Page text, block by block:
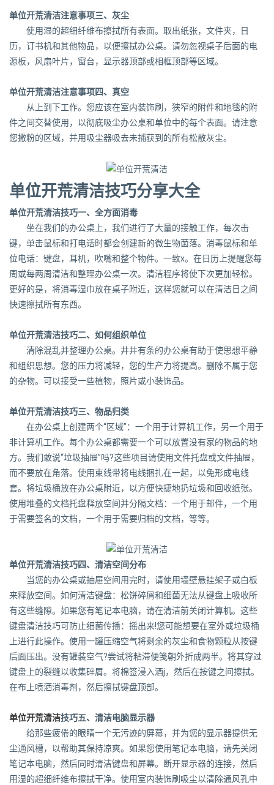
单位开荒清洁注意事项三、灰尘
使用湿的超细纤维布擦拭所有表面。取出纸张，文件夹，日
历，订书机和其他物品，以便擦拭办公桌。请勿忽视桌子后面的电
源板，风扇叶片，窗台，显示器顶部或相框顶部等区域。
单位开荒清洁注意事项四、真空
从上到下工作。您应该在室内装饰刷，狭窄的附件和地毯的附
件之间交替使用，以彻底吸尘办公桌和单位中的每个表面。请注意
您撒粉的区域，并用吸尘器吸去未捕获到的所有松散灰尘。
单位开荒清洁技巧分享大全
单位开荒清洁技巧一、全方面消毒
坐在我们的办公桌上，我们进行了大量的接触工作，每次击
键，单击鼠标和打电话时都会创建新的微生物菌落。消毒鼠标和单
位电话：键盘，耳机，吹嘴和整个物件。一致x。在日历上提醒您每
周或每两周清洁和整理办公桌一次。清洁程序将使下次更加轻松。
更好的是，将消毒湿巾放在桌子附近，这样您就可以在清洁日之间
快速擦拭所有东西。
单位开荒清洁技巧二、如何组织单位
清除混乱并整理办公桌。井井有条的办公桌有助于使思想平静
和组织思想。您的压力将减轻，您的生产力将提高。删除不属于您
的杂物。可以接受一些植物，照片或小装饰品。
单位开荒清洁技巧三、物品归类
在办公桌上创建两个“区域”：一个用于计算机工作，另一个用于
非计算机工作。每个办公桌都需要一个可以放置没有家的物品的地
方。我们敢说“垃圾抽屉”吗?这些项目请使用文件托盘或文件抽屉，
而不要放在角落。使用束线带将电线捆扎在一起，以免形成电线
套。将垃圾桶放在办公桌附近，以方便快捷地扔垃圾和回收纸张。
使用堆叠的文档托盘释放空间并分隔文档：一个用于邮件，一个用
于需要签名的文档，一个用于需要归档的文档，等等。
单位开荒清洁技巧四、清洁空间分布
当您的办公桌或抽屉空间用完时，请使用墙壁悬挂架子或白板
来释放空间。如何清洁键盘：松饼碎屑和细菌无法从键盘上吸收所
有这些缝隙。如果您有笔记本电脑，请在清洁前关闭计算机。这些
键盘清洁技巧可防止细菌传播：摇出来!您可能想要在室外或垃圾桶
上进行此操作。使用一罐压缩空气将剩余的灰尘和食物颗粒从按键
后面压出。没有罐装空气?尝试将粘滞便笺朝外折成两半。将其穿过
键盘上的裂缝以收集碎屑。将棉签浸入酒j，然后在按键之间擦拭。
在布上喷洒消毒剂，然后擦拭键盘顶部。
单位开荒清洁技巧五、清洁电脑显示器
给那些疲倦的眼睛一个无污迹的屏幕，并为您的显示器提供无
尘通风槽，以帮助其保持凉爽。如果您使用笔记本电脑，请先关闭
笔记本电脑，然后同时清洁键盘和屏幕。断开显示器的连接，然后
用湿的超细纤维布擦拭干净。使用室内装饰刷吸尘以清除通风孔中